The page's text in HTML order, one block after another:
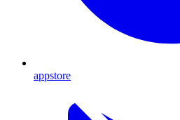
appstore